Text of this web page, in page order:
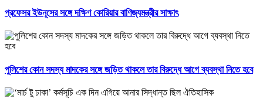
প্রফেসর ইউনূসের সঙ্গে দক্ষিণ কোরিয়ার বাণিজ্যমন্ত্রীর সাক্ষাৎ
পুলিশের কোন সদস্য মাদকের সঙ্গে জড়িত থাকলে তার বিরুদ্ধে আগে ব্যবস্থা নিতে হবে